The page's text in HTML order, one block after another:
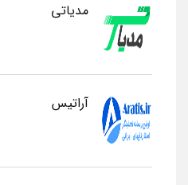
مدیاتی
آراتیس